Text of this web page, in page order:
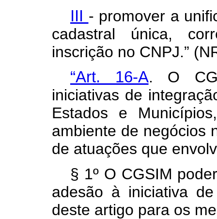
III - promover a
cadastral única,
inscrição no CNPJ.”
“Art. 16-A. O
iniciativas de
Estados e
ambiente de negócios
de atuações que
§ 1º O CGSIM
adesão à iniciativa
deste artigo para os